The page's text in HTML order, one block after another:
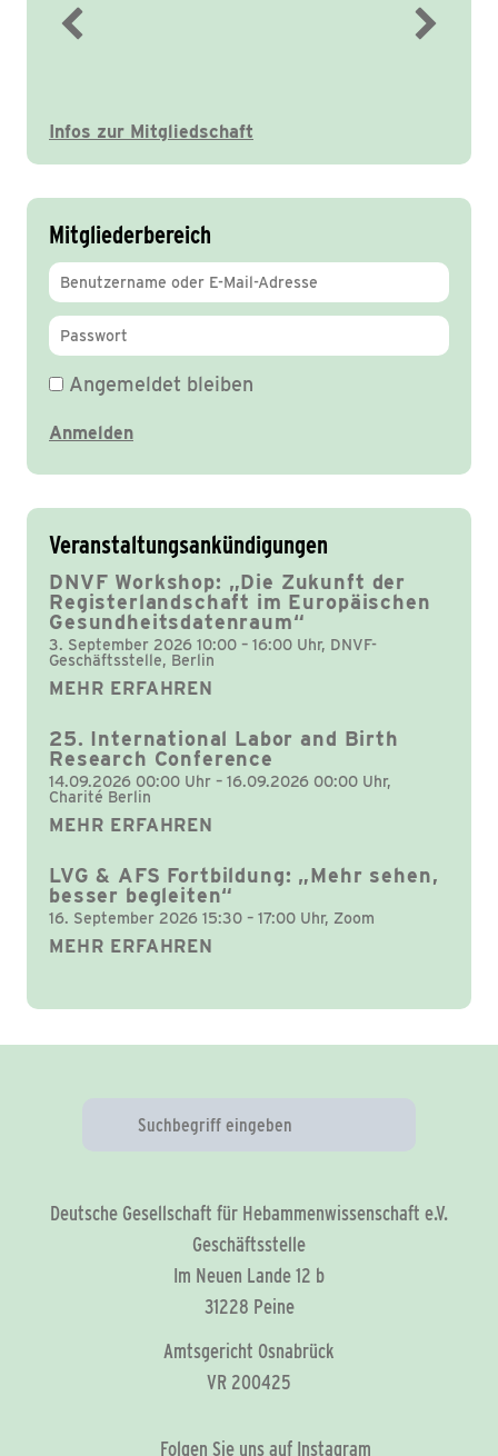
Infos zur Mitgliedschaft
Mitgliederbereich
Angemeldet bleiben
Veranstaltungsankündigungen
DNVF Workshop: „Die Zukunft der
Registerlandschaft im Europäischen
Gesundheitsdatenraum“
3. September 2026 10:00 – 16:00 Uhr, DNVF-
Geschäftsstelle, Berlin
MEHR ERFAHREN
25. International Labor and Birth
Research Conference
14.09.2026 00:00 Uhr – 16.09.2026 00:00 Uhr,
Charité Berlin
MEHR ERFAHREN
LVG & AFS Fortbildung: „Mehr sehen,
besser begleiten“
16. September 2026 15:30 – 17:00 Uhr, Zoom
MEHR ERFAHREN
Deutsche Gesellschaft für Hebammenwissenschaft e.V.
Geschäftsstelle
Im Neuen Lande 12 b
31228 Peine
Amtsgericht Osnabrück
VR 200425
Folgen Sie uns auf Instagram